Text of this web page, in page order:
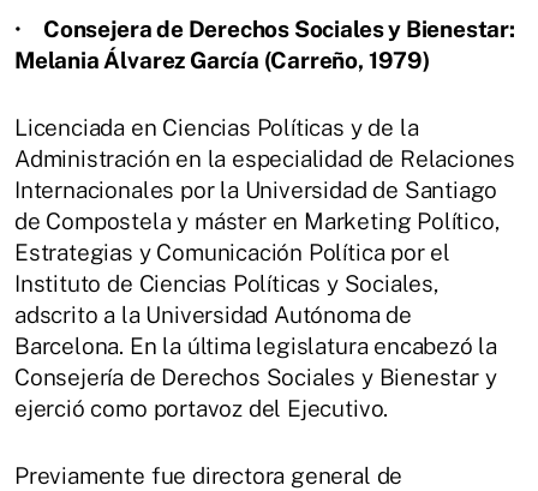
•
Consejera de Derechos Sociales y Bienestar:
Melania Álvarez García (Carreño, 1979)
Licenciada en Ciencias Políticas y de la
Administración en la especialidad de Relaciones
Internacionales por la Universidad de Santiago
de Compostela y máster en Marketing Político,
Estrategias y Comunicación Política por el
Instituto de Ciencias Políticas y Sociales,
adscrito a la Universidad Autónoma de
Barcelona. En la última legislatura encabezó la
Consejería de Derechos Sociales y Bienestar y
ejerció como portavoz del Ejecutivo.
Previamente fue directora general de